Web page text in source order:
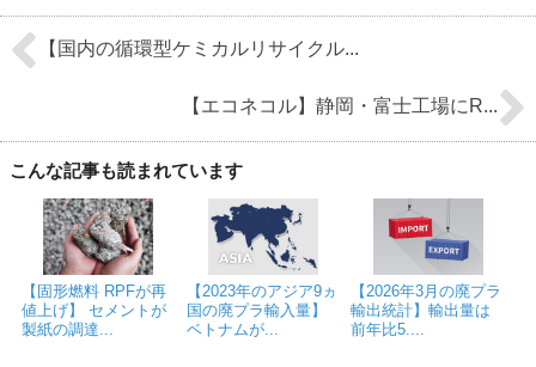
【国内の循環型ケミカルリサイクル...
【エコネコル】静岡・富士工場にR...
こんな記事も読まれています
【固形燃料 RPFが再
値上げ】 セメントが
製紙の調達...
【2023年のアジア9ヵ
国の廃プラ輸入量】
ベトナムが...
【2026年3月の廃プラ
輸出統計】輸出量は
前年比5....